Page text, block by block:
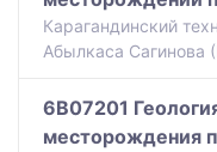
Карагандинский
Абылкаса Сагинова
6B07201
месторождения